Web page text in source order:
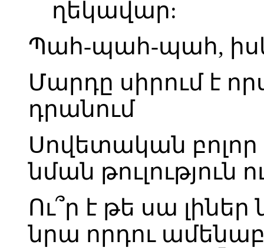
ղեկավար:
Պահ-պահ-պահ, իսկ
Մարդը սիրում է
դրանում
Սովետական բոլոր
նման թուլություն
Ու՞ր է թե սա
նրա որդու